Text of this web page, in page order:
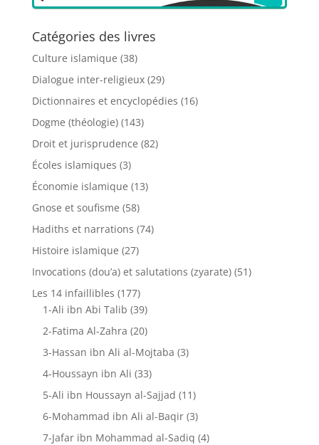
Catégories des livres
Culture islamique (38)
Dialogue inter-religieux (29)
Dictionnaires et encyclopédies (16)
Dogme (théologie) (143)
Droit et jurisprudence (82)
Écoles islamiques (3)
Économie islamique (13)
Gnose et soufisme (58)
Hadiths et narrations (74)
Histoire islamique (27)
Invocations (dou’a) et salutations (zyarate) (51)
Les 14 infaillibles (177)
1-Ali ibn Abi Talib (39)
2-Fatima Al-Zahra (20)
3-Hassan ibn Ali al-Mojtaba (3)
4-Houssayn ibn Ali (33)
5-Ali ibn Houssayn al-Sajjad (11)
6-Mohammad ibn Ali al-Baqir (3)
7-Jafar ibn Mohammad al-Sadiq (4)